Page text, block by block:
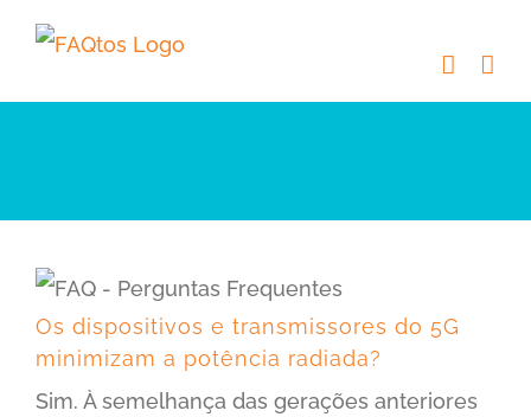
Skip
content
Os dispositivos e transmissores do 5G
minimizam a potência radiada?
Sim. À semelhança das gerações anteriores